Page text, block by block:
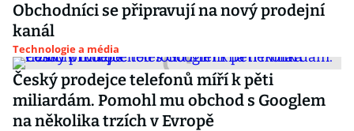
Obchodníci se připravují na nový prodejní
kanál
Technologie a média
Český prodejce telefonů míří k pěti
miliardám. Pomohl mu obchod s Googlem
na několika trzích v Evropě